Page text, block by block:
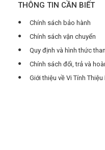
THÔNG TIN CẦN BIẾT
Chính sách bảo hành
Chính sách vận chuyển
Quy định và hình thức
Chính sách đổi, trả và
Giới thiệu về Vi Tính Thiệu